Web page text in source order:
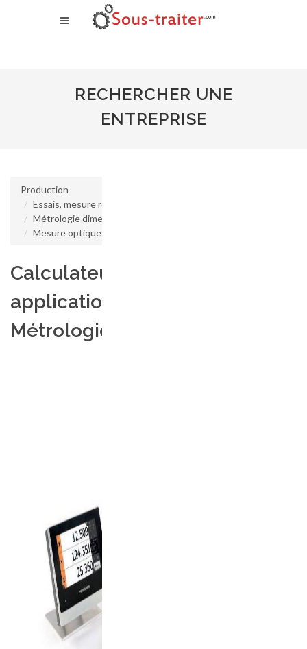
RECHERCHER UNE
ENTREPRISE
Production
Essais, mesure régulation industrielle
Métrologie dimensionnelle
Mesure optique sans contact
Calculateurs pour
application de
Métrologie